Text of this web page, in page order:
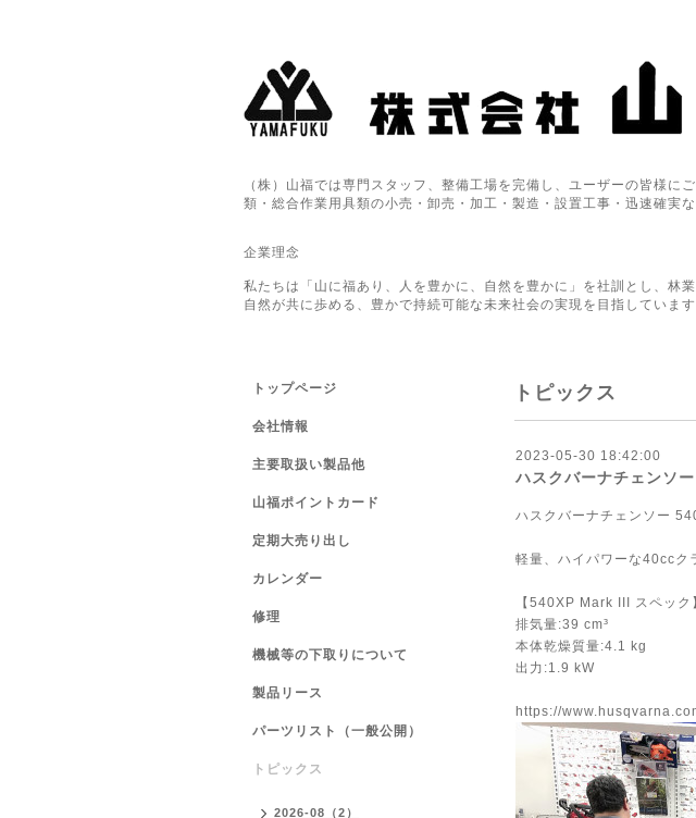
（株）山福では専門スタッフ、整備工場を完備し、ユーザーの皆様
類・総合作業用具類の小売・卸売・加工・製造・設置工事・迅速確実
企業理念
私たちは「山に福あり、人を豊かに、自然を豊かに」を社訓とし、林
自然が共に歩める、豊かで持続可能な未来社会の実現を目指しています
トピックス
2023-05-30 18:42:00
ハスクバーナチェンソ
ハスクバーナチェンソー
軽量、ハイパワーな40ccク
【540XP Mark III スペック
排気量:39 cm³
本体乾燥質量:4.1 kg
出力:1.9 kW
https://
トップページ
会社情報
主要取扱い製品他
山福ポイントカード
定期大売り出し
カレンダー
修理
機械等の下取りについて
製品リース
パーツリスト（一般公開）
トピックス
2026-08（2）